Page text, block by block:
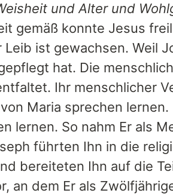
und Alter und
gemäß konnte Jesus
Leib ist gewachsen. Weil
hat. Die
Ihr menschlicher
Maria sprechen
lernen. So nahm Er als
führten Ihn in die
bereiteten Ihn auf die
an dem Er als